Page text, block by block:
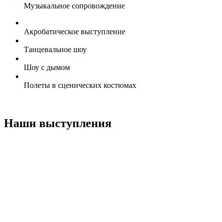
Музыкальное сопровождение
Акробатическое выступление
Танцевальное шоу
Шоу с дымом
Полеты в сценических костюмах
Наши выступления